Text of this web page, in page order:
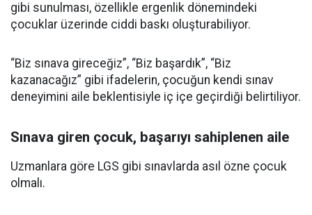
gibi sunulması, özellikle ergenlik dönemindeki
çocuklar üzerinde ciddi baskı oluşturabiliyor.
“Biz sınava gireceğiz”, “Biz başardık”, “Biz
kazanacağız” gibi ifadelerin, çocuğun kendi sınav
deneyimini aile beklentisiyle iç içe geçirdiği belirtiliyor.
Sınava giren çocuk, başarıyı sahiplenen aile
Uzmanlara göre LGS gibi sınavlarda asıl özne çocuk
olmalı.